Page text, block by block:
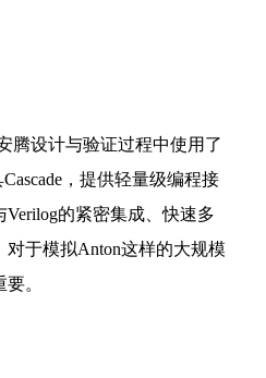
腾设计与验证过程中使用了
，提供轻量级编程接
的紧密集成、快速多
于模拟Anton这样的大规模
。